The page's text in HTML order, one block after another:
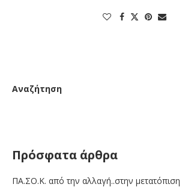
Αναζήτηση
Πρόσφατα άρθρα
ΠΑ.ΣΟ.Κ. από την αλλαγή..στην μετατόπιση